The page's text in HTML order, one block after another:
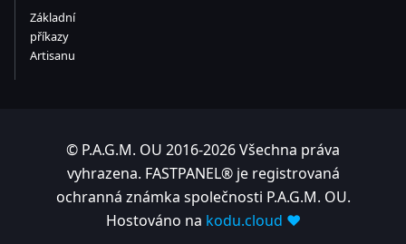
Základní
příkazy
Artisanu
© P.A.G.M. OU 2016-2026 Všechna práva
vyhrazena. FASTPANEL® je registrovaná
ochranná známka společnosti P.A.G.M. OU.
Hostováno na kodu.cloud ❤️